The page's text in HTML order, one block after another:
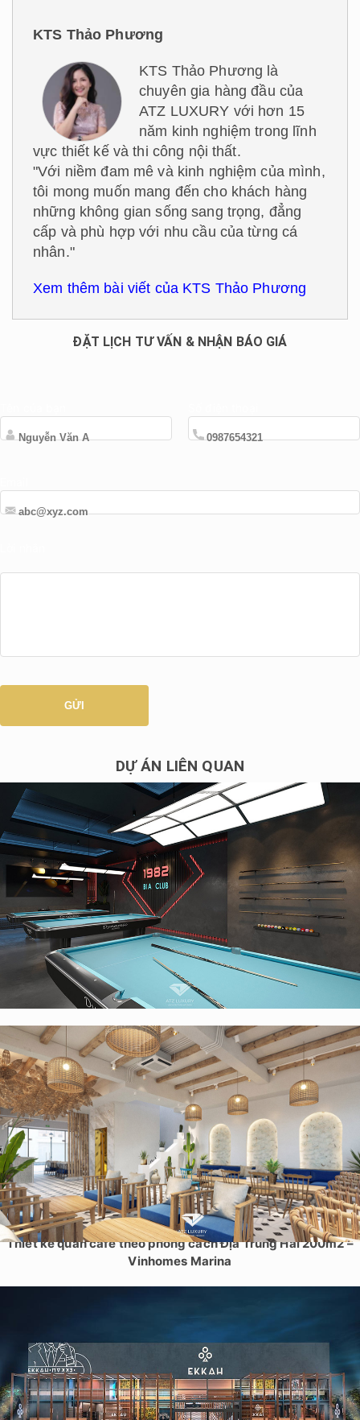
KTS Thảo Phương
KTS Thảo Phương là
chuyên gia hàng đầu của
ATZ LUXURY với hơn 15
năm kinh nghiệm trong lĩnh
vực thiết kế và thi công nội thất.
"Với niềm đam mê và kinh nghiệm của mình,
tôi mong muốn mang đến cho khách hàng
những không gian sống sang trọng, đẳng
cấp và phù hợp với nhu cầu của từng cá
nhân."
Xem thêm bài viết của KTS Thảo Phương
ĐẶT LỊCH TƯ VẤN & NHẬN BÁO GIÁ
DỰ ÁN LIÊN QUAN
Thiết kế nội thất quán cafe bida 1982 BIA CLUB 230m2
Thiết kế quán cafe theo phong cách Địa Trung Hải 200m2 –
Vinhomes Marina